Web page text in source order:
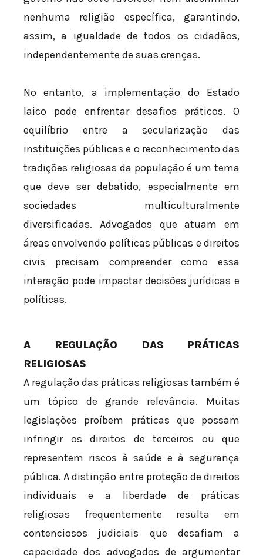
nenhuma religião específica, garantindo,
assim, a igualdade de todos os cidadãos,
independentemente de suas crenças.
No entanto, a implementação do Estado
laico pode enfrentar desafios práticos. O
equilíbrio entre a secularização das
instituições públicas e o reconhecimento das
tradições religiosas da população é um tema
que deve ser debatido, especialmente em
sociedades multiculturalmente
diversificadas. Advogados que atuam em
áreas envolvendo políticas públicas e direitos
civis precisam compreender como essa
interação pode impactar decisões jurídicas e
políticas.
A REGULAÇÃO DAS PRÁTICAS
RELIGIOSAS
A regulação das práticas religiosas também é
um tópico de grande relevância. Muitas
legislações proíbem práticas que possam
infringir os direitos de terceiros ou que
representem riscos à saúde e à segurança
pública. A distinção entre proteção de direitos
individuais e a liberdade de práticas
religiosas frequentemente resulta em
contenciosos judiciais que desafiam a
capacidade dos advogados de argumentar